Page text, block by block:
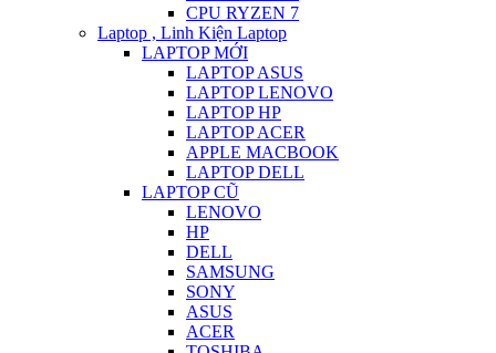
CPU RYZEN 7
Laptop , Linh Kiện Laptop
LAPTOP MỚI
LAPTOP ASUS
LAPTOP LENOVO
LAPTOP HP
LAPTOP ACER
APPLE MACBOOK
LAPTOP DELL
LAPTOP CŨ
LENOVO
HP
DELL
SAMSUNG
SONY
ASUS
ACER